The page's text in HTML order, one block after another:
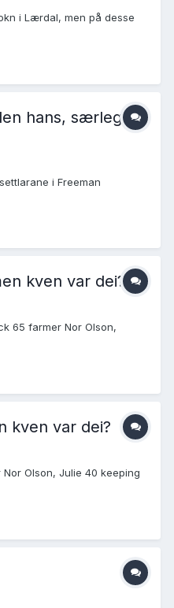
i Lærdal, men på desse
hans, særleg
i Freeman
kven var dei?
65 farmer Nor Olson,
kven var dei?
Olson, Julie 40 keeping